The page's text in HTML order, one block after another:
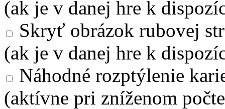
(ak je v danej hre k
Skryť obrázok rubovej
(ak je v danej hre k
Náhodné rozptýlenie
(aktívne pri zníženom